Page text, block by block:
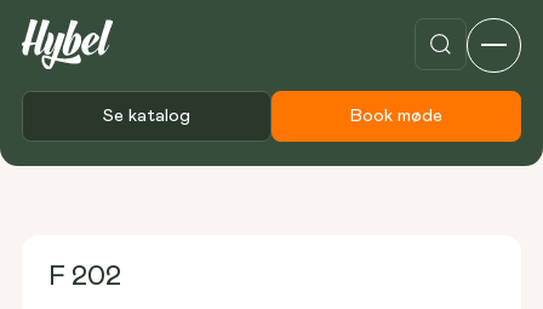
Se katalog Book møde
F 202